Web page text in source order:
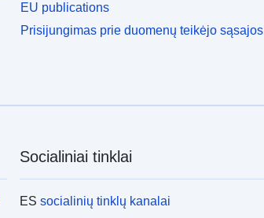
EU publications
Prisijungimas prie duomenų teikėjo sąsajos
Socialiniai tinklai
ESsocialinių tinklų kanalai